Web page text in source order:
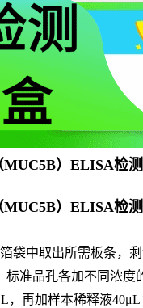
）ELISA检
）ELISA检
箔袋中取出所需板条，
标准品孔各加不同浓度
，再加样本稀释液